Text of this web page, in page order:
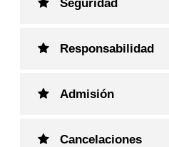
Seguridad
Responsabilidad
Admisión
Cancelaciones